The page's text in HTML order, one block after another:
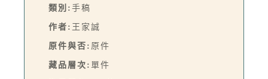
類別: 手稿
作者: 王家誠
原件與否: 原件
藏品層次: 單件